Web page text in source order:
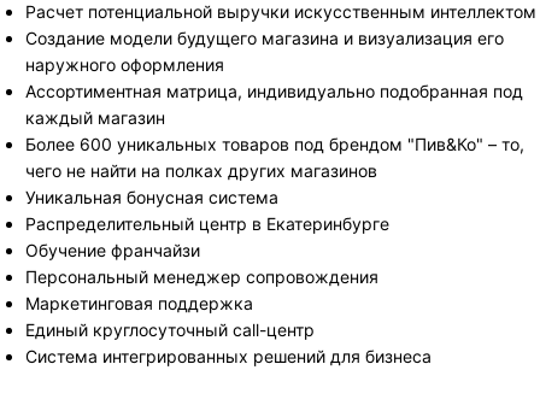
Расчет потенциальной выручки искусственным интеллектом
Создание модели будущего магазина и визуализация его
наружного оформления
Ассортиментная матрица, индивидуально подобранная под
каждый магазин
Более 600 уникальных товаров под брендом "Пив&Ко" – то,
чего не найти на полках других магазинов
Уникальная бонусная система
Распределительный центр в Екатеринбурге
Обучение франчайзи
Персональный менеджер сопровождения
Маркетинговая поддержка
Единый круглосуточный call-центр
Система интегрированных решений для бизнеса